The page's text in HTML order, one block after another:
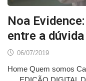
Noa
entre a
06/07/2019
Home Quem somos